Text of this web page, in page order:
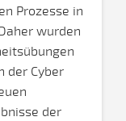
Prozesse in
wurden
der Cyber
der